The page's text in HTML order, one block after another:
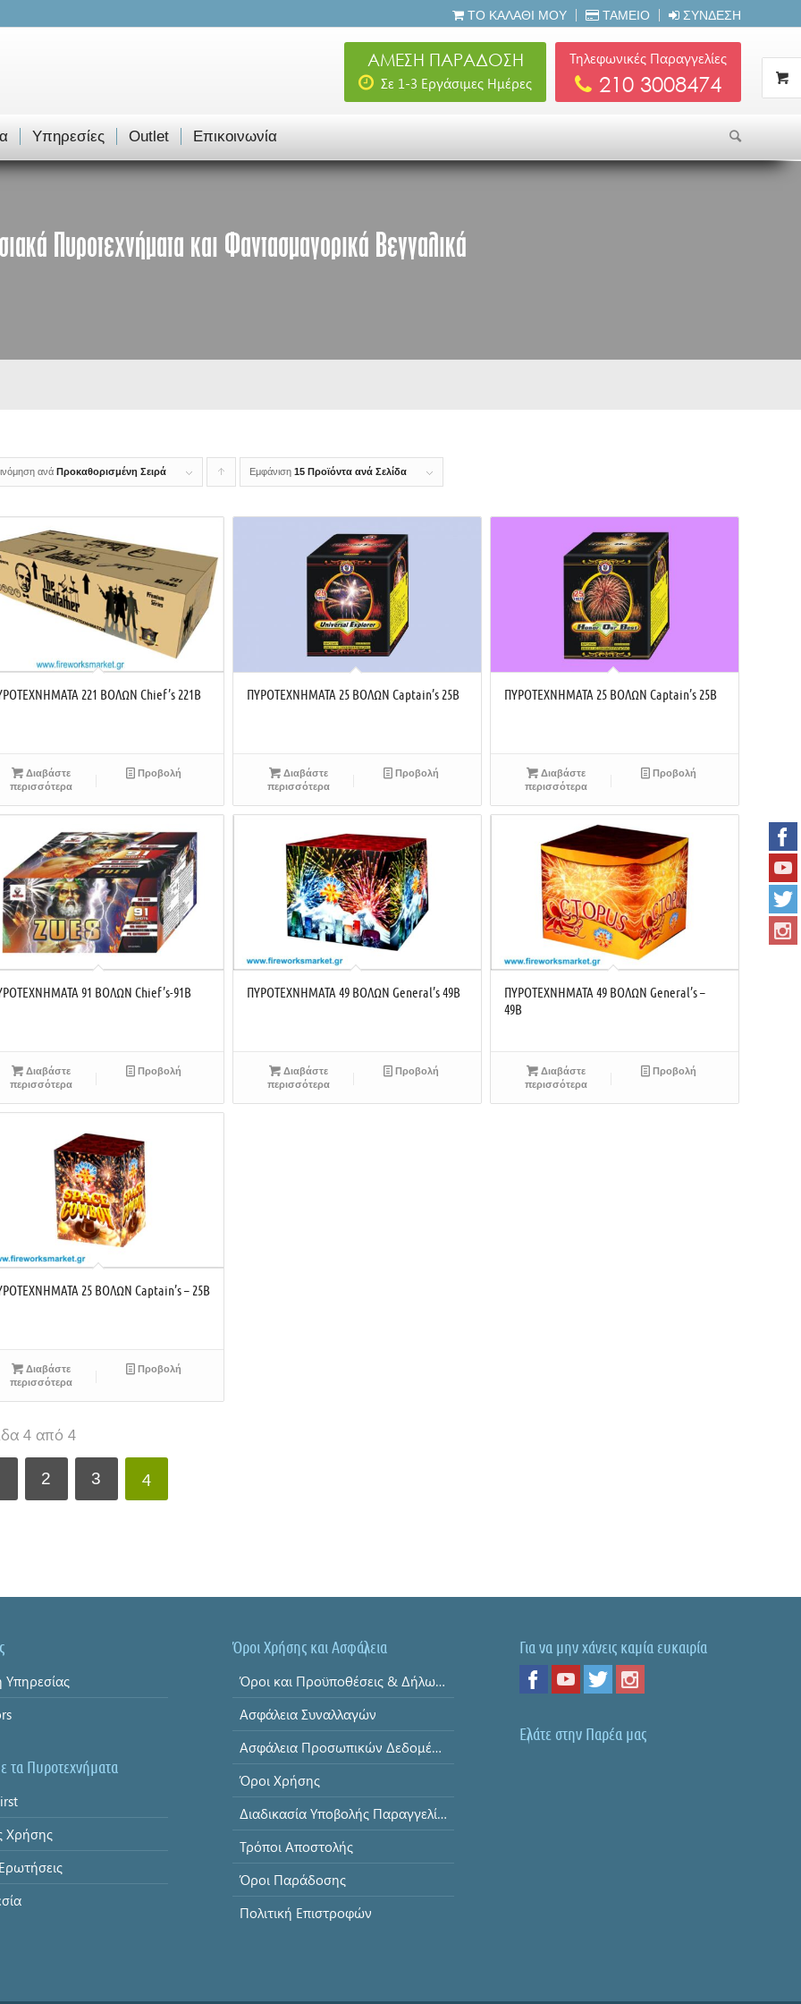
ΤΟ ΚΑΛΆΘΙ ΜΟΥ ΤΑΜΕΊΟ ΣΎΝΔΕΣΗ
Τηλεφωνικές Παραγγελίες
210 3008474
ΑΜΕΣΗ ΠΑΡΑΔΟΣΗ
Σε 1-3 Εργάσιμες Ημέρες
Υπηρεσίες Outlet Επικοινωνία
Πυροτεχνήματα και Φαντασμαγορικά Βεγγαλικά
ανά Προκαθορισμένη Σειρά Click
products
ascending
Εμφάνιση 15 Προϊόντα ανά Σελίδα
221 ΒΟΛΩΝ Chief’s 221B
Διαβάστε
περισσότερα
Προβολή
ΠΥΡΟΤΕΧΝΗΜΑΤΑ 25 ΒΟΛΩΝ Captain’s 25B
Διαβάστε
περισσότερα
Προβολή
ΠΥΡΟΤΕΧΝΗΜΑΤΑ 25 ΒΟΛΩΝ Captain’s 25B
Διαβάστε
περισσότερα
Προβολή
91 ΒΟΛΩΝ Chief’s-91B
Διαβάστε
περισσότερα
Προβολή
ΠΥΡΟΤΕΧΝΗΜΑΤΑ 49 ΒΟΛΩΝ General’s 49B
Διαβάστε
περισσότερα
Προβολή
ΠΥΡΟΤΕΧΝΗΜΑΤΑ 49 ΒΟΛΩΝ General’s –
49B
Διαβάστε
περισσότερα
Προβολή
25 ΒΟΛΩΝ Captain’s – 25B
Διαβάστε
περισσότερα
Προβολή
4 από 4
2 3 4
τα Πυροτεχνήματα
Χρήσης
Όροι Χρήσης και Ασφάλεια
Όροι και Προϋποθέσεις & Δήλωση Απορρήτου
Ασφάλεια Συναλλαγών
Ασφάλεια Προσωπικών Δεδομένων
Όροι Χρήσης
Διαδικασία Υποβολής Παραγγελίας
Τρόποι Αποστολής
Όροι Παράδοσης
Πολιτική Επιστροφών
Για να μην χάνεις καμία ευκαιρία
Ελάτε στην Παρέα μας